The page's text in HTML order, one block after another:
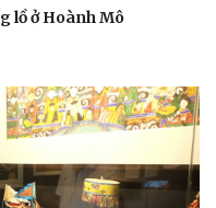
chuyện thời sự
Đọc truyện đêm khuya
lồ ở Hoành Mô